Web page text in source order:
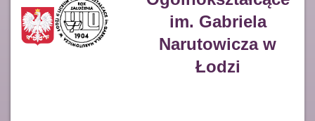
im. Gabriela
Narutowicza w
Łodzi